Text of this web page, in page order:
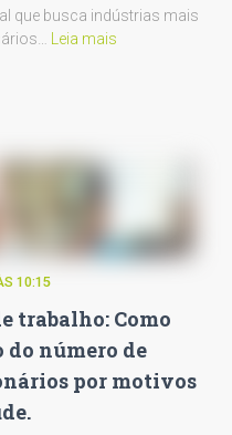
que busca indústrias mais
Leia mais
10:15
trabalho: Como
do número de
por motivos